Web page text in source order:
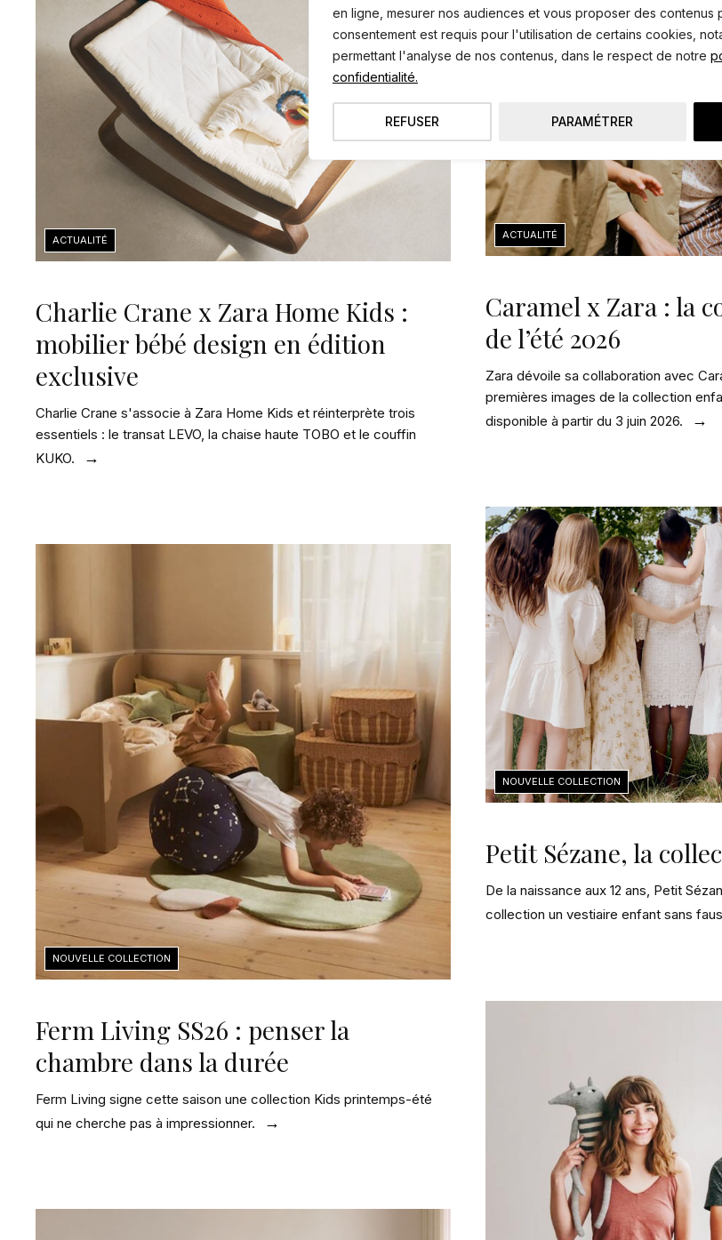
en ligne, mesurer nos audiences et vous proposer des contenus
consentement est requis pour l'utilisation de certains cookies,
permettant l'analyse de nos contenus, dans le respect de notre
confidentialité.
PARAMÉTRER
REFUSER
Charlie Crane x Zara Home Kids :
mobilier bébé design en édition
exclusive
Charlie Crane s'associe à Zara Home Kids et réinterprète trois
essentiels : le transat LEVO, la chaise haute TOBO et le couffin
KUKO.
Caramel x Zara : la
de l’été 2026
Zara dévoile sa collaboration avec
premières images de la collection
disponible à partir du 3 juin 2026.
Petit Sézane, la
De la naissance aux 12 ans, Petit
collection un vestiaire enfant sans
Ferm Living SS26 : penser la
chambre dans la durée
Ferm Living signe cette saison une collection Kids printemps-été
qui ne cherche pas à impressionner.